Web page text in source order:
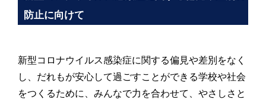
防止に向けて
新型コロナウイルス感染症に関する偏見や差別をなく
し、だれもが安心して過ごすことができる学校や社会
をつくるために、みんなで力を合わせて、やさしさと